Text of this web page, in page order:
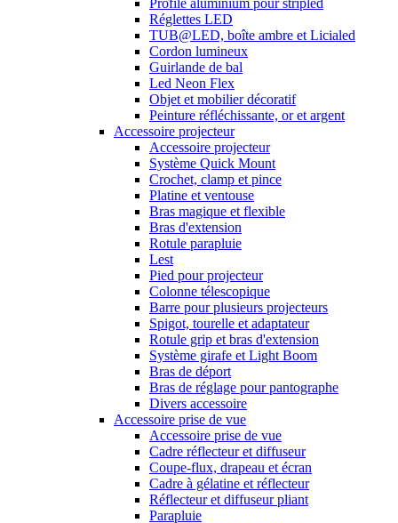
Profilé aluminium pour stripled
Réglettes LED
TUB@LED, boîte ambre et Licialed
Cordon lumineux
Guirlande de bal
Led Neon Flex
Objet et mobilier décoratif
Peinture réfléchissante, or et argent
Accessoire projecteur
Accessoire projecteur
Système Quick Mount
Crochet, clamp et pince
Platine et ventouse
Bras magique et flexible
Bras d'extension
Rotule parapluie
Lest
Pied pour projecteur
Colonne télescopique
Barre pour plusieurs projecteurs
Spigot, tourelle et adaptateur
Rotule grip et bras d'extension
Système girafe et Light Boom
Bras de déport
Bras de réglage pour pantographe
Divers accessoire
Accessoire prise de vue
Accessoire prise de vue
Cadre réflecteur et diffuseur
Coupe-flux, drapeau et écran
Cadre à gélatine et réflecteur
Réflecteur et diffuseur pliant
Parapluie